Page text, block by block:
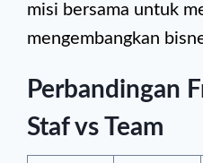
misi bersama untuk
mengembangkan
Perbandingan
Staf vs Team